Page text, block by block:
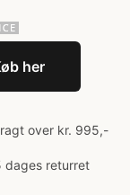
her
over kr. 995,-
dages returret